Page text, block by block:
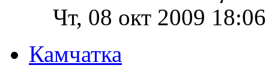
Чт, 08 окт 2009 18:06
Камчатка